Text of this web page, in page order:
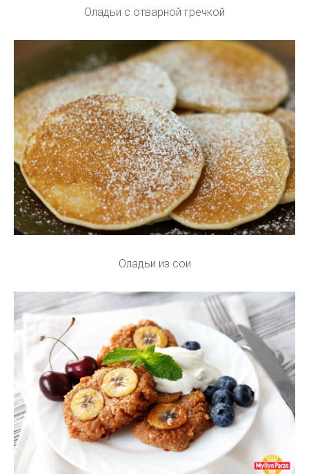
Оладьи с отварной гречкой
Оладьи из сои